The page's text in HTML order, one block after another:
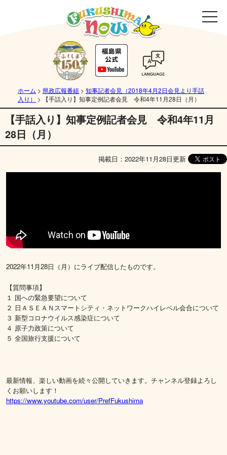
ホーム > 県政広報番組 > 知事記者会見（2018年4月2日会見より手話
入り）
> 【手話入り】知事定例記者会見 令和4年11月28日（月）
【手話入り】知事定例記者会見 令和4年11月
28日（月）
掲載日：2022年11月28日更新
2022年11月28日（月）にライブ配信したものです。
【質問事項】
１ 国への緊急要望について
２ 日ＡＳＥＡＮスマートシティ・ネットワークハイレベル会合について
３ 新型コロナウイルス感染症について
４ 原子力政策について
５ 全国旅行支援について
最新情報、楽しい動画を続々公開していきます。チャンネル登録よろし
くお願いします！
https://www.youtube.com/user/PrefFukushima